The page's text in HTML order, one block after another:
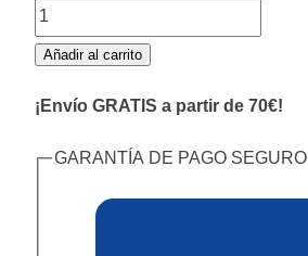
Jersey
Greca
cantidad
Añadir al carrito
¡Envío GRATIS a partir de 70€!
GARANTÍA DE PAGO SEGURO